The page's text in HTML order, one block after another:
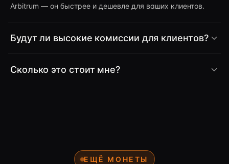
Arbitrum — он быстрее и дешевле для ваших клиентов.
Будут ли высокие комиссии для клиентов?
Сколько это стоит мне?
ЕЩЁ МОНЕТЫ